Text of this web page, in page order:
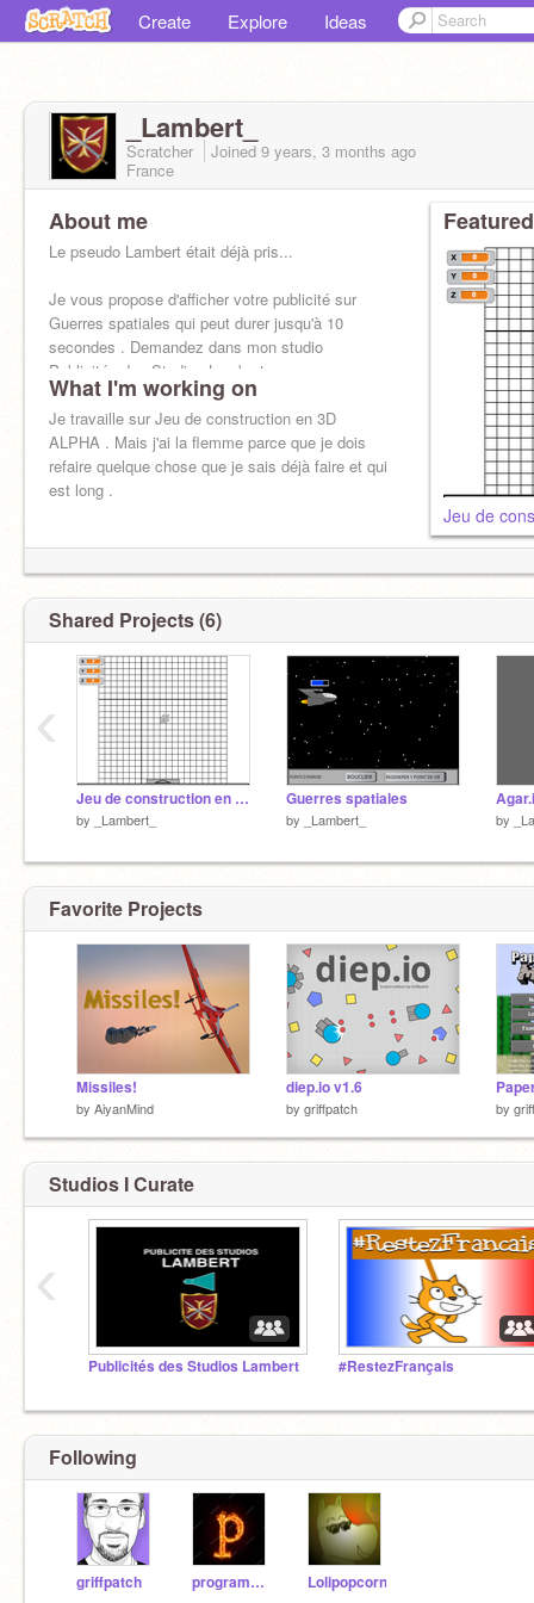
Create Explore Ideas
_Lambert_
Scratcher Joined 9 years, 3 months ago
France
About me
Le pseudo Lambert était déjà pris...
Je vous propose d'afficher votre publicité sur
Guerres spatiales qui peut durer jusqu'à 10
secondes . Demandez dans mon studio
Publicités des Studios Lambert .
What I'm working on
Je travaille sur Jeu de construction en 3D
ALPHA . Mais j'ai la flemme parce que je dois
refaire quelque chose que je sais déjà faire et qui
est long .
Jeu de
Shared Projects (6)
Jeu de construction en 3D ALPHA
by _Lambert_
Guerres spatiales
by _Lambert_ by
‹
Favorite Projects
Missiles!
by AiyanMind
diep.io v1.6
by griffpatch by
Studios I Curate
Publicités des Studios Lambert #RestezFrançais
‹
Following
griffpatch programme76 Lolipopcorn